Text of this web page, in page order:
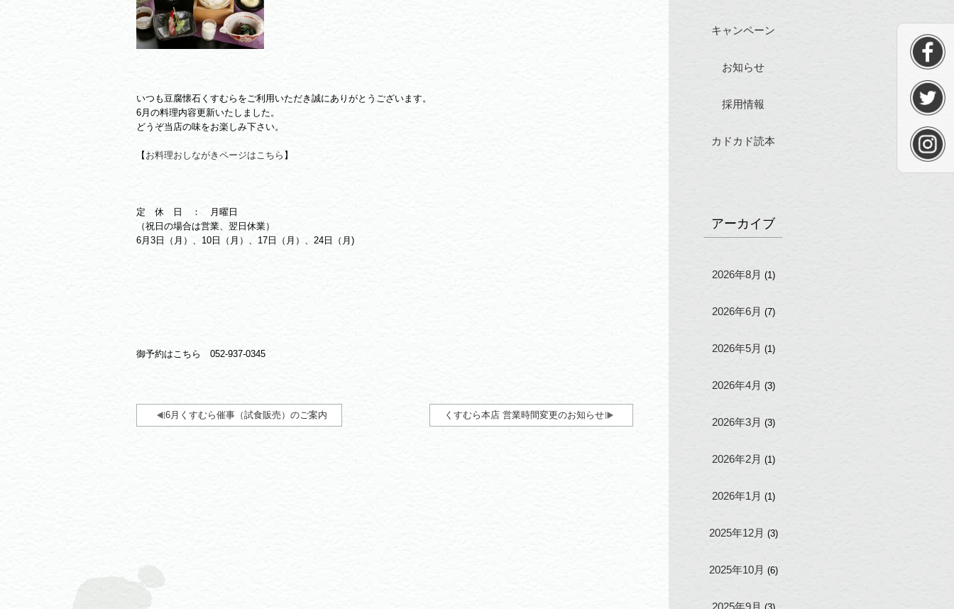
いつも豆腐懐石くすむらをご利用いただき誠にありがとうございます。
6月の料理内容更新いたしました。
どうぞ当店の味をお楽しみ下さい。
【 お料理おしながきページはこちら 】
定 休 日 ： 月曜日
（祝日の場合は営業、翌日休業）
6月3日（月）、10日（月）、17日（月）、24日（月)
御予約はこちら 052-937-0345
6月くすむら催事（試食販売）のご案内 くすむら本店 営業時間変更のお知らせ
キャンペーン
お知らせ
採用情報
カドカド読本
アーカイブ
2026年8月 (1)
2026年6月 (7)
2026年5月 (1)
2026年4月 (3)
2026年3月 (3)
2026年2月 (1)
2026年1月 (1)
2025年12月 (3)
2025年10月 (6)
2025年9月